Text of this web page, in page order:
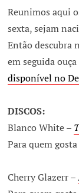
Reunimos aqui
sexta, sejam
Então descubra
em seguida
disponível no
DISCOS:
Blanco White –
Para quem
Cherry Glazerr –